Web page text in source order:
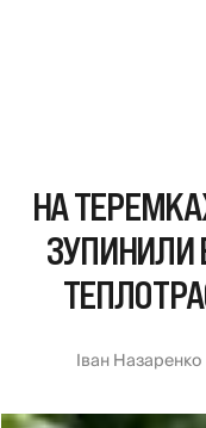
НА
ЗУПИНИЛИ
Іван Назаренко